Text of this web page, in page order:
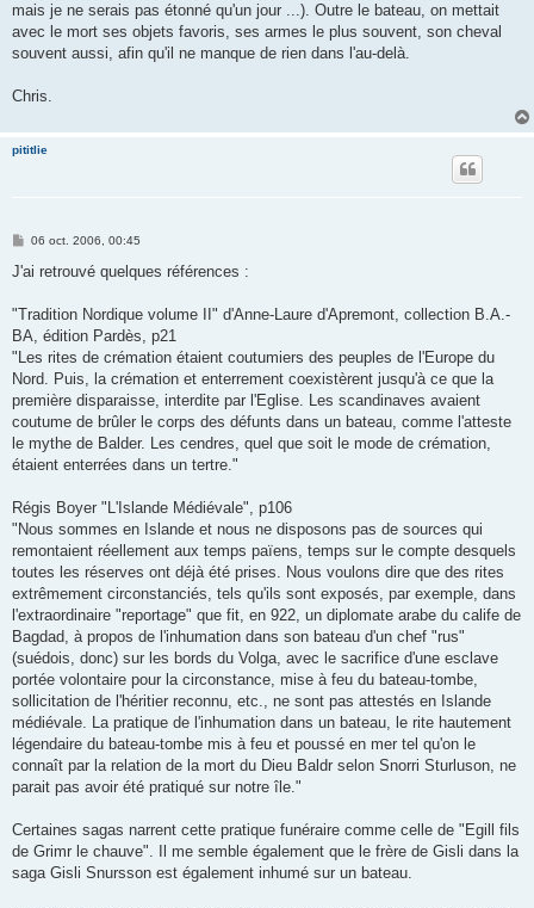
mais je ne serais pas étonné qu'un jour ...). Outre le bateau, on mettait
avec le mort ses objets favoris, ses armes le plus souvent, son cheval
souvent aussi, afin qu'il ne manque de rien dans l'au-delà.
Chris.
pititlie
M
s
g
06 oct. 2006, 00:45
J'ai retrouvé quelques références :
"Tradition Nordique volume II" d'Anne-Laure d'Apremont, collection B.A.-
BA, édition Pardès, p21
"Les rites de crémation étaient coutumiers des peuples de l'Europe du
Nord. Puis, la crémation et enterrement coexistèrent jusqu'à ce que la
première disparaisse, interdite par l'Eglise. Les scandinaves avaient
coutume de brûler le corps des défunts dans un bateau, comme l'atteste
le mythe de Balder. Les cendres, quel que soit le mode de crémation,
étaient enterrées dans un tertre."
Régis Boyer "L'Islande Médiévale", p106
"Nous sommes en Islande et nous ne disposons pas de sources qui
remontaient réellement aux temps païens, temps sur le compte desquels
toutes les réserves ont déjà été prises. Nous voulons dire que des rites
extrêmement circonstanciés, tels qu'ils sont exposés, par exemple, dans
l'extraordinaire "reportage" que fit, en 922, un diplomate arabe du calife de
Bagdad, à propos de l'inhumation dans son bateau d'un chef "rus"
(suédois, donc) sur les bords du Volga, avec le sacrifice d'une esclave
portée volontaire pour la circonstance, mise à feu du bateau-tombe,
sollicitation de l'héritier reconnu, etc., ne sont pas attestés en Islande
médiévale. La pratique de l'inhumation dans un bateau, le rite hautement
légendaire du bateau-tombe mis à feu et poussé en mer tel qu'on le
connaît par la relation de la mort du Dieu Baldr selon Snorri Sturluson, ne
parait pas avoir été pratiqué sur notre île."
Certaines sagas narrent cette pratique funéraire comme celle de "Egill fils
de Grimr le chauve". Il me semble également que le frère de Gisli dans la
saga Gisli Snursson est également inhumé sur un bateau.